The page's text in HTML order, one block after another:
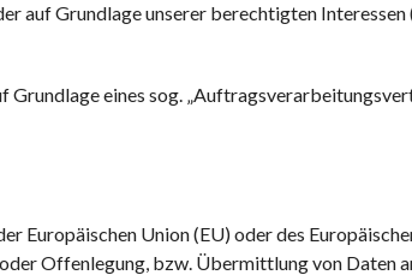
auf Grundlage unserer berechtigten
eines sog.
Europäischen Union (EU) oder des
Offenlegung, bzw. Übermittlung von Daten